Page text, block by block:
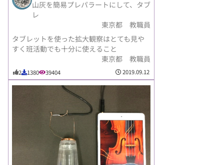
山灰を簡易プレパラートにして、タブ
レ
東京都 教職員
タブレットを使った拡大観察はとても見や
すく班活動でも十分に使えること
東京都 教職員
2 1380 39404 2019.09.12